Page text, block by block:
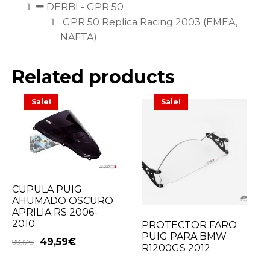
DERBI - GPR 50
GPR 50 Replica Racing 2003 (EMEA,
NAFTA)
Related products
Sale!
CUPULA PUIG
AHUMADO OSCURO
APRILIA RS 2006-
2010
99,17€ 49,59€
Sale!
PROTECTOR FARO
PUIG PARA BMW
R1200GS 2012